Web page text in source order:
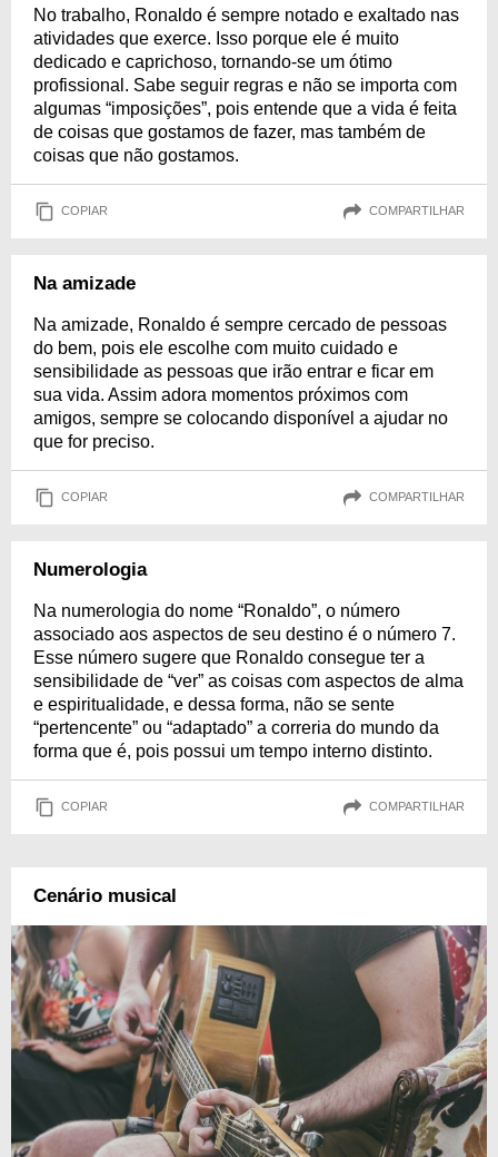
No trabalho, Ronaldo é sempre notado e exaltado nas
atividades que exerce. Isso porque ele é muito
dedicado e caprichoso, tornando-se um ótimo
profissional. Sabe seguir regras e não se importa com
algumas “imposições”, pois entende que a vida é feita
de coisas que gostamos de fazer, mas também de
coisas que não gostamos.
COPIAR COMPARTILHAR
Na amizade
Na amizade, Ronaldo é sempre cercado de pessoas
do bem, pois ele escolhe com muito cuidado e
sensibilidade as pessoas que irão entrar e ficar em
sua vida. Assim adora momentos próximos com
amigos, sempre se colocando disponível a ajudar no
que for preciso.
COPIAR COMPARTILHAR
Numerologia
Na numerologia do nome “Ronaldo”, o número
associado aos aspectos de seu destino é o número 7.
Esse número sugere que Ronaldo consegue ter a
sensibilidade de “ver” as coisas com aspectos de alma
e espiritualidade, e dessa forma, não se sente
“pertencente” ou “adaptado” a correria do mundo da
forma que é, pois possui um tempo interno distinto.
COPIAR COMPARTILHAR
Cenário musical